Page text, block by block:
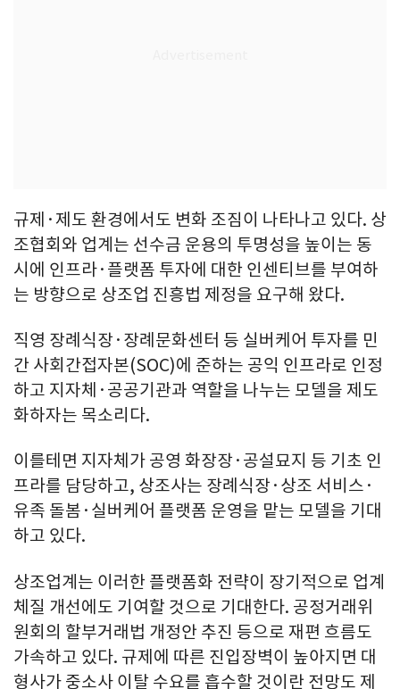
규제·제도 환경에서도 변화 조짐이 나타나고 있다. 상
조협회와 업계는 선수금 운용의 투명성을 높이는 동
시에 인프라·플랫폼 투자에 대한 인센티브를 부여하
는 방향으로 상조업 진흥법 제정을 요구해 왔다.
직영 장례식장·장례문화센터 등 실버케어 투자를 민
간 사회간접자본(SOC)에 준하는 공익 인프라로 인정
하고 지자체·공공기관과 역할을 나누는 모델을 제도
화하자는 목소리다.
이를테면 지자체가 공영 화장장·공설묘지 등 기초 인
프라를 담당하고, 상조사는 장례식장·상조 서비스·
유족 돌봄·실버케어 플랫폼 운영을 맡는 모델을 기대
하고 있다.
상조업계는 이러한 플랫폼화 전략이 장기적으로 업계
체질 개선에도 기여할 것으로 기대한다. 공정거래위
원회의 할부거래법 개정안 추진 등으로 재편 흐름도
가속하고 있다. 규제에 따른 진입장벽이 높아지면 대
형사가 중소사 이탈 수요를 흡수할 것이란 전망도 제